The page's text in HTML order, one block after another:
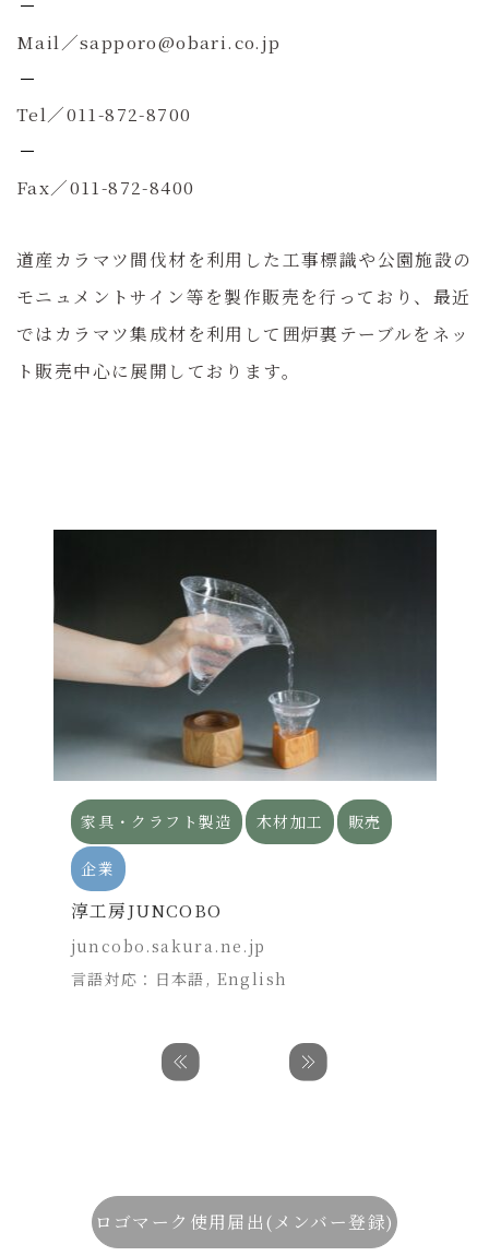
Mail／sapporo@obari.co.jp
Tel／011-872-8700
Fax／011-872-8400
道産カラマツ間伐材を利用した工事標識や公園施設の
モニュメントサイン等を製作販売を行っており、最近
ではカラマツ集成材を利用して囲炉裏テーブルをネッ
ト販売中心に展開しております。
家具・クラフト製造 木材加工 販売
企業
淳工房JUNCOBO
juncobo.sakura.ne.jp
言語対応：日本語, English
ロゴマーク使用届出(メンバー登録)